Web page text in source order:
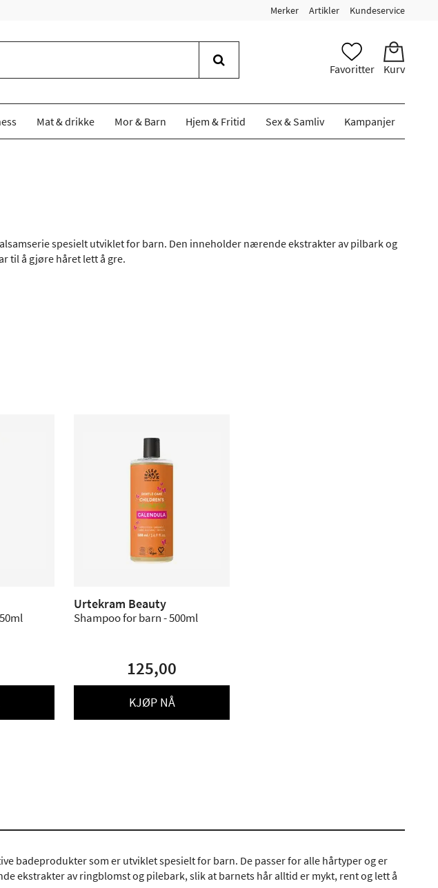
Merker Artikler Kundeservice
Favoritter Kurv
Mat & drikke Mor & Barn Hjem & Fritid Sex & Samliv Kampanjer
spesielt utviklet for barn. Den inneholder nærende ekstrakter av pilbark og
til å gjøre håret lett å gre.
Urtekram Beauty
Shampoo for barn - 500ml
125,00
KJØP NÅ
badeprodukter som er utviklet spesielt for barn. De passer for alle hårtyper og er
ekstrakter av ringblomst og pilebark, slik at barnets hår alltid er mykt, rent og lett å